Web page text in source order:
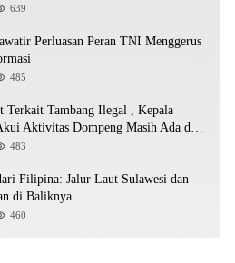
639
Perluasan Peran TNI Menggerus
485
Terkait Tambang Ilegal , Kepala
Aktivitas Dompeng Masih Ada di
483
Filipina: Jalur Laut Sulawesi dan
di Baliknya
460